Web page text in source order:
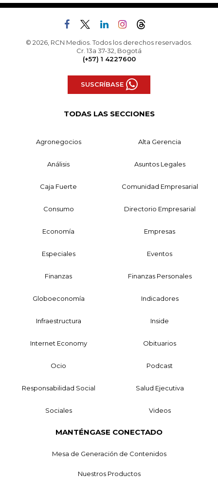
© 2026, RCN Medios. Todos los derechos reservados.
Cr. 13a 37-32, Bogotá
(+57) 1 4227600
SUSCRÍBASE
TODAS LAS SECCIONES
Agronegocios Alta Gerencia
Análisis Asuntos Legales
Caja Fuerte Comunidad Empresarial
Consumo Directorio Empresarial
Economía Empresas
Especiales Eventos
Finanzas Finanzas Personales
Globoeconomía Indicadores
Infraestructura Inside
Internet Economy Obituarios
Ocio Podcast
Responsabilidad Social Salud Ejecutiva
Sociales Videos
MANTÉNGASE CONECTADO
Mesa de Generación de Contenidos
Nuestros Productos